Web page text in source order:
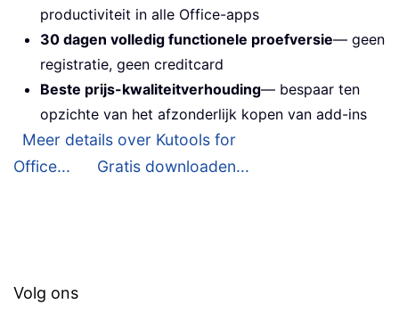
productiviteit in alle Office-apps
30 dagen volledig functionele proefversie— geen
registratie, geen creditcard
Beste prijs-kwaliteitverhouding— bespaar ten
opzichte van het afzonderlijk kopen van add-ins
Meer details over Kutools for
Office...
Gratis downloaden...
Volg ons